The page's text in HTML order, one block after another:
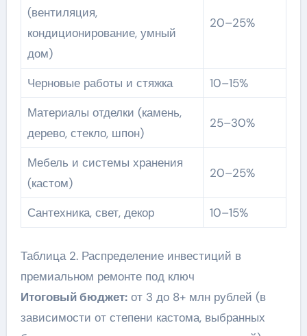
(вентиляция,
кондиционирование, умный
дом)
20–25%
Черновые работы и стяжка
10–15%
Материалы отделки (камень,
дерево, стекло, шпон)
25–30%
Мебель и системы хранения
(кастом)
20–25%
Сантехника, свет, декор 10–15%
Таблица 2. Распределение инвестиций в
премиальном ремонте под ключ
Итоговый бюджет:от 3 до 8+ млн рублей (в
зависимости от степени кастома, выбранных